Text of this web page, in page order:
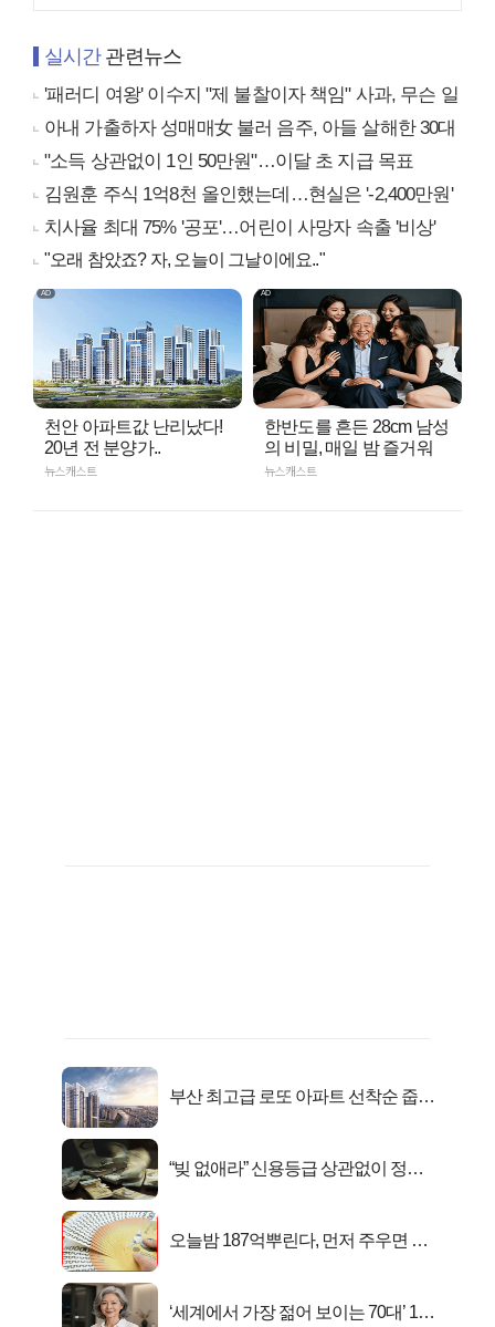
실시간관련뉴스
'패러디 여왕' 이수지 "제 불찰이자 책임" 사과, 무슨 일
아내 가출하자 성매매女 불러 음주, 아들 살해한 30대
"소득 상관없이 1인 50만원"…이달 초 지급 목표
김원훈 주식 1억8천 올인했는데…현실은 '-2,400만원'
치사율 최대 75% '공포'…어린이 사망자 속출 '비상'
"오래 참았죠? 자, 오늘이 그날이에요.."
천안 아파트값 난리났다!
20년 전 분양가..
뉴스캐스트
한반도를 흔든 28cm 남성
의 비밀, 매일 밤 즐거워
뉴스캐스트
부산 최고급 로또 아파트 선착순 줍줍
“빚 없애라” 신용등급 상관없이 정부
오늘밤 187억뿌린다, 먼저 주우면 최
‘세계에서 가장 젊어 보이는 70대’ 1위